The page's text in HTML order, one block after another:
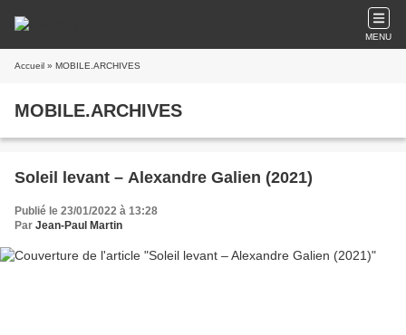
MENU
Accueil » MOBILE.ARCHIVES
MOBILE.ARCHIVES
Soleil levant – Alexandre Galien (2021)
Publié le 23/01/2022 à 13:28
Par Jean-Paul Martin